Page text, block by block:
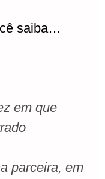
saiba…
em que
parceira, em